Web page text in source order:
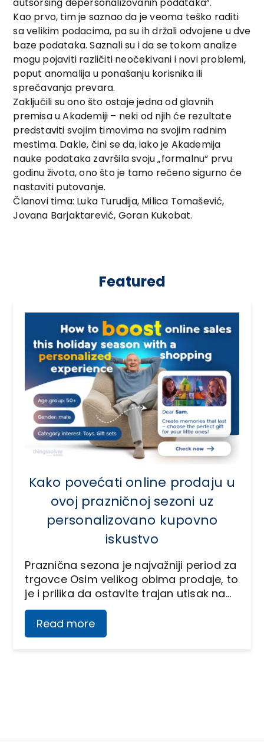
Kao prvo, tim je saznao da je veoma teško raditi
sa velikim podacima, pa su ih držali odvojene u dve
baze podataka. Saznali su i da se tokom analize
mogu pojaviti različiti neočekivani i novi problemi,
poput anomalija u ponašanju korisnika ili
sprečavanja prevara.
Zaključili su ono što ostaje jedna od glavnih
premisa u Akademiji – neki od njih će rezultate
predstaviti svojim timovima na svojim radnim
mestima. Dakle, čini se da, iako je Akademija
nauke podataka završila svoju „formalnu“ prvu
godinu života, ono što je tamo rečeno sigurno će
nastaviti putovanje.
Članovi tima: Luka Turudija, Milica Tomašević,
Jovana Barjaktarević, Goran Kukobat.
Featured
Kako povećati online prodaju u
ovoj prazničnoj sezoni uz
personalizovano kupovno
iskustvo
Praznična sezona je najvažniji period za
trgovce Osim velikog obima prodaje, to
je i prilika da ostavite trajan utisak na…
Read more